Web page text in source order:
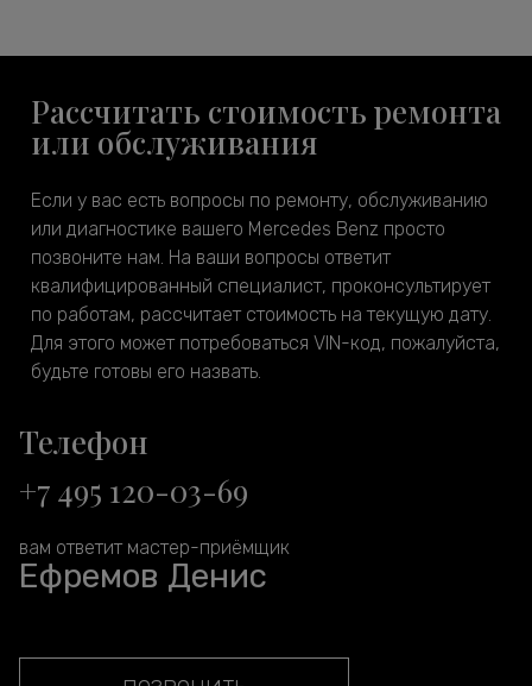
Рассчитать стоимость ремонта
или обслуживания
Если у вас есть вопросы по ремонту, обслуживанию
или диагностике вашего Mercedes Benz просто
позвоните нам. На ваши вопросы ответит
квалифицированный специалист, проконсультирует
по работам, рассчитает стоимость на текущую дату.
Для этого может потребоваться VIN-код, пожалуйста,
будьте готовы его назвать.
Телефон
+7 495 120-03-69
вам ответит мастер-приёмщик
Ефремов Денис